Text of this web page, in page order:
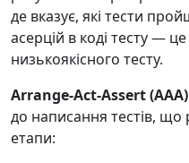
де вказує, які тести
асерцій в коді тесту —
низькоякісного тесту.
Arrange-Act-Assert (AAA)
до написання тестів, що
етапи: